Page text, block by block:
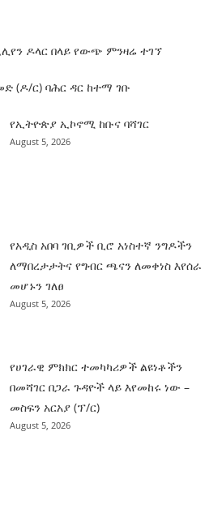
ዶላር በላይ የውጭ ምንዛሬ ተገኘ
(ዶ/ር) ባሕር ዳር ከተማ ገቡ
የኢትዮጵያ ኢኮኖሚ ከቡና ባሻገር
August 5, 2026
የአዲስ አበባ ገቢዎች ቢሮ አነስተኛ ንግዶችን
ለማበረታታትና የግብር ጫናን ለመቀነስ እየሰራ
መሆኑን ገለፀ
August 5, 2026
የሀገራዊ ምክክር ተመካካሪዎች ልዩነቶችን
በመሻገር በጋራ ጉዳዮች ላይ እየመከሩ ነው –
መስፍን አርአያ (ፕ/ር)
August 5, 2026